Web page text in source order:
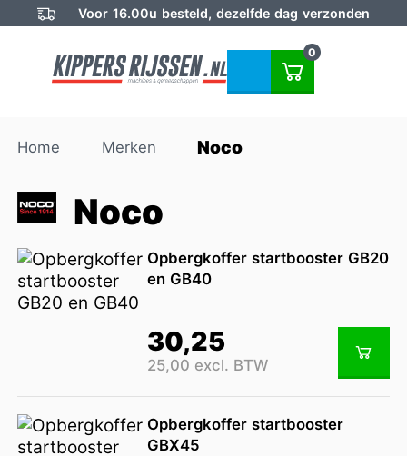
Voor 16.00u besteld, dezelfde dag verzonden
0
Home Merken Noco
Noco
Opbergkoffer startbooster GB20
en GB40
30,25
25,00 excl. BTW
Opbergkoffer startbooster
GBX45